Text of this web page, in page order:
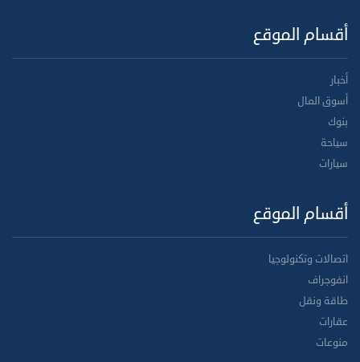
أقسام الموقع
أخبار
أسوق المال
بنوك
سياحة
سيارات
أقسام الموقع
اتصالات وتكنولوجيا
انفوجراف
طاقة ونقل
عقارات
منوعات